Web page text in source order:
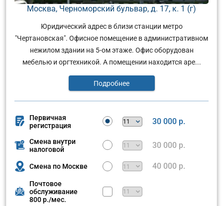
Москва, Черноморский бульвар, д. 17, к. 1 (г)
Юридический адрес в близи станции метро
"Чертановская". Офисное помещение в административном
нежилом здании на 5-ом этаже. Офис оборудован
мебелью и оргтехникой. А помещении находится аре...
Подробнее
Первичная
регистрация
30 000 р.
Смена внутри
налоговой
30 000 р.
Смена по Москве 40 000 р.
Почтовое
обслуживание
800 р./мес.